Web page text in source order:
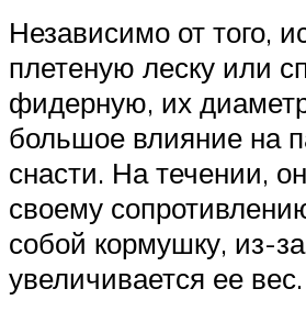
Независимо от того,
плетеную леску или
фидерную, их
большое влияние на
снасти. На течении,
своему
собой кормушку, из-
увеличивается ее вес.